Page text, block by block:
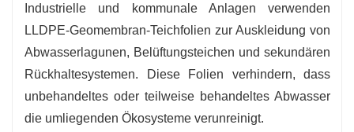
Industrielle und kommunale Anlagen verwenden
LLDPE-Geomembran-Teichfolien zur Auskleidung von
Abwasserlagunen, Belüftungsteichen und sekundären
Rückhaltesystemen. Diese Folien verhindern, dass
unbehandeltes oder teilweise behandeltes Abwasser
die umliegenden Ökosysteme verunreinigt.